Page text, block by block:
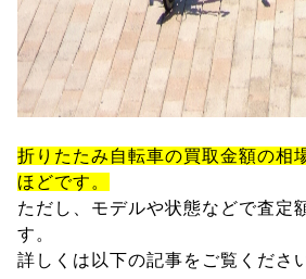
折りたたみ自転車の買取金額の相
ほどです。
ただし、モデルや状態などで査定
す。
詳しくは以下の記事をご覧くださ